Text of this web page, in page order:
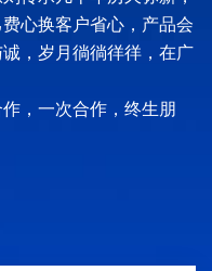
心换客户省心，产品会
，岁月徜徜徉徉，在广
，一次合作，终生朋